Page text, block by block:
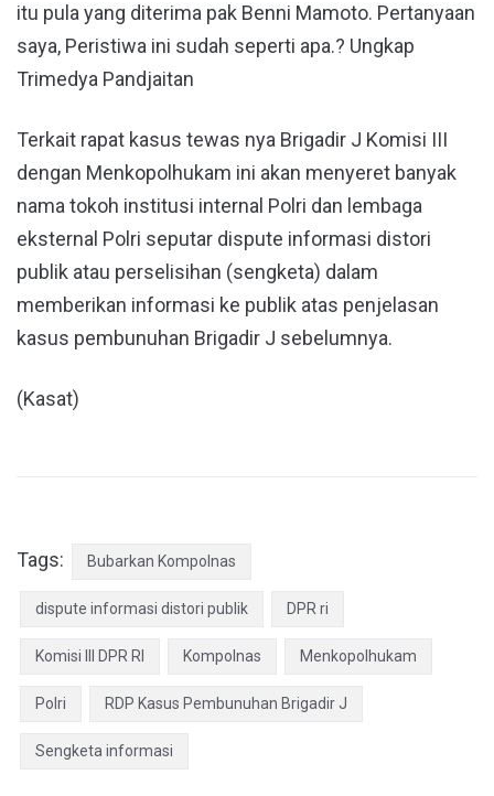
itu pula yang diterima pak Benni Mamoto. Pertanyaan
saya, Peristiwa ini sudah seperti apa.? Ungkap
Trimedya Pandjaitan
Terkait rapat kasus tewas nya Brigadir J Komisi III
dengan Menkopolhukam ini akan menyeret banyak
nama tokoh institusi internal Polri dan lembaga
eksternal Polri seputar dispute informasi distori
publik atau perselisihan (sengketa) dalam
memberikan informasi ke publik atas penjelasan
kasus pembunuhan Brigadir J sebelumnya.
(Kasat)
Tags: Bubarkan Kompolnas
dispute informasi distori publik DPR ri
Komisi III DPR RI Kompolnas Menkopolhukam
Polri RDP Kasus Pembunuhan Brigadir J
Sengketa informasi